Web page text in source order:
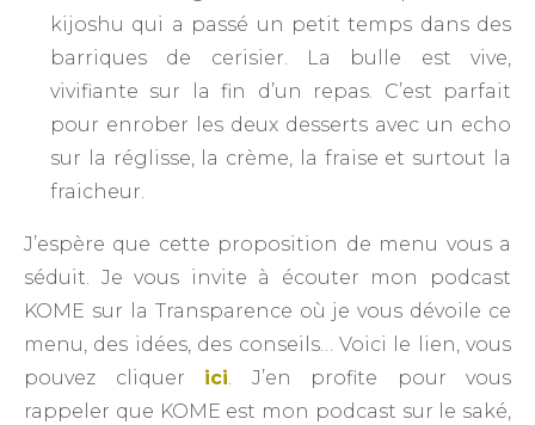
kijoshu qui a passé un petit temps dans des
barriques de cerisier. La bulle est vive,
vivifiante sur la fin d’un repas. C’est parfait
pour enrober les deux desserts avec un echo
sur la réglisse, la crème, la fraise et surtout la
fraicheur.
J’espère que cette proposition de menu vous a
séduit. Je vous invite à écouter mon podcast
KOME sur la Transparence où je vous dévoile ce
menu, des idées, des conseils… Voici le lien, vous
pouvez cliquer ici. J’en profite pour vous
rappeler que KOME est mon podcast sur le saké,